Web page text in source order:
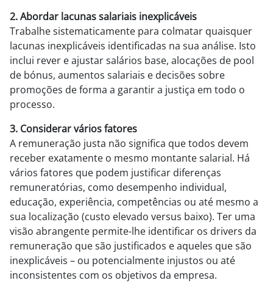
2. Abordar lacunas salariais inexplicáveis
Trabalhe sistematicamente para colmatar quaisquer
lacunas inexplicáveis identificadas na sua análise. Isto
inclui rever e ajustar salários base, alocações de pool
de bónus, aumentos salariais e decisões sobre
promoções de forma a garantir a justiça em todo o
processo.
3. Considerar vários fatores
A remuneração justa não significa que todos devem
receber exatamente o mesmo montante salarial. Há
vários fatores que podem justificar diferenças
remuneratórias, como desempenho individual,
educação, experiência, competências ou até mesmo a
sua localização (custo elevado versus baixo). Ter uma
visão abrangente permite-lhe identificar os drivers da
remuneração que são justificados e aqueles que são
inexplicáveis – ou potencialmente injustos ou até
inconsistentes com os objetivos da empresa.